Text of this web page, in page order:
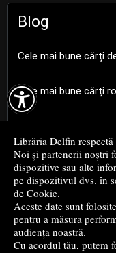

Librăria Delfin
Noi și partenerii noștri
dispozitive sau alte
pe dispozitivul dvs. în
de Cookie.
Aceste date sunt
pentru a măsura
audiența noastră.
Cu acordul tău, putem
Blog
Cele mai bune cărți
Cele mai bune cărți
Cele mai bune cărți
Top cărți beletristică
...toate știrile